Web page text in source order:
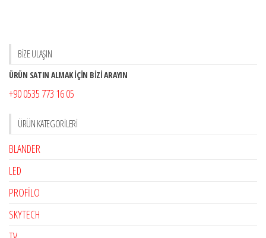
BİZE ULAŞIN
ÜRÜN SATIN ALMAK İÇİN BİZİ ARAYIN
+90 0535 773 16 05
ÜRÜN KATEGORILERI
BLANDER
LED
PROFİLO
SKYTECH